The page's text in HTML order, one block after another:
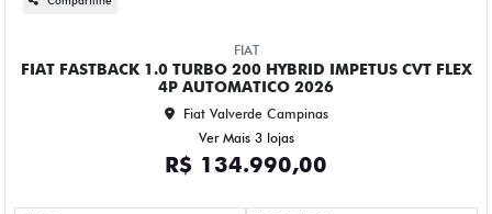
FIAT FASTBACK 1.0 TURBO 200 HYBRID IMPETUS CVT FLEX
Fiat Valverde Campinas
Ver Mais 3 lojas
R$ 134.990,00
2026/2026